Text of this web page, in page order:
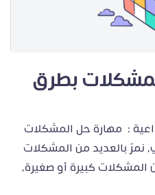
بطرق
: مهارة حل المشكلات
نمرّ بالعديد من المشكلات
المشكلات كبيرة أو صغيرة،